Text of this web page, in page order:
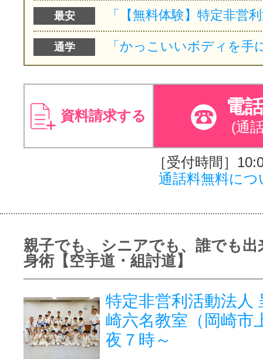
最安
通学
資料請求する 電
(通
［受付時間］
通話料無料につ
親子でも、シニアでも、誰でも出
身術【空手道・組討道】
特定非営利活動法人
崎六名教室（岡崎市
夜７時～